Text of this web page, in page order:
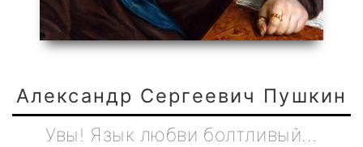
Александр Сергеевич Пушкин
Увы! Язык любви болтливый…